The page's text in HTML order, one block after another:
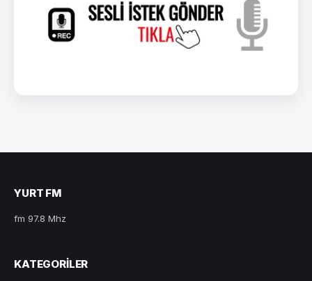
YURT FM
fm 97.8 Mhz
KATEGORILER